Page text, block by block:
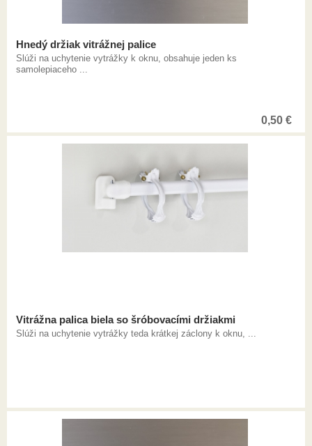
Hnedý držiak vitrážnej palice
Slúži na uchytenie vytrážky k oknu, obsahuje jeden ks
samolepiaceho ...
0,50 €
Vitrážna palica biela so šróbovacími držiakmi
Slúži na uchytenie vytrážky teda krátkej záclony k oknu, ...